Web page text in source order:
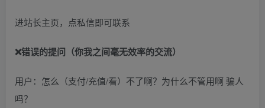
进站长主页，点私信即可联系
❌错误的提问（你我之间毫无效率的交流）
用户：怎么（支付/充值/看）不了啊？为什么不管用啊 骗人
吗？